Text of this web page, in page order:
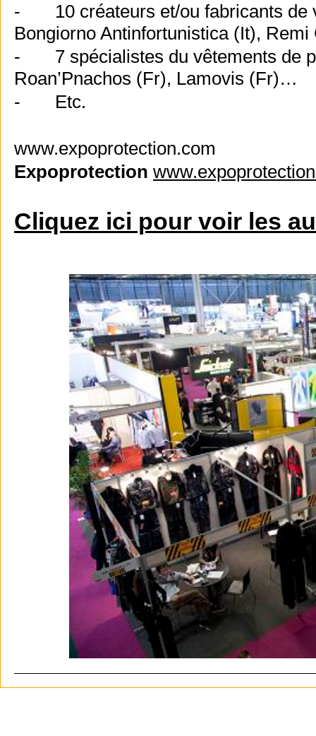
- 10 créateurs et/ou fabricants de
Bongiorno Antinfortunistica (It),
- 7 spécialistes du vêtements de
Roan’Pnachos (Fr), Lamovis (Fr)…
- Etc.
www.expoprotection.com
Expoprotection
Cliquez ici pour voir les